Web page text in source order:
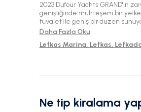
2023 Dufour Yachts GRAND'ın
genişliğinde muhteşem bir
tuvalet ile geniş bir düzen
ve su üzerindeki lüks ile
Daha Fazla Oku
Lefkas Marina, Lefkas,
Ne tip kiralama